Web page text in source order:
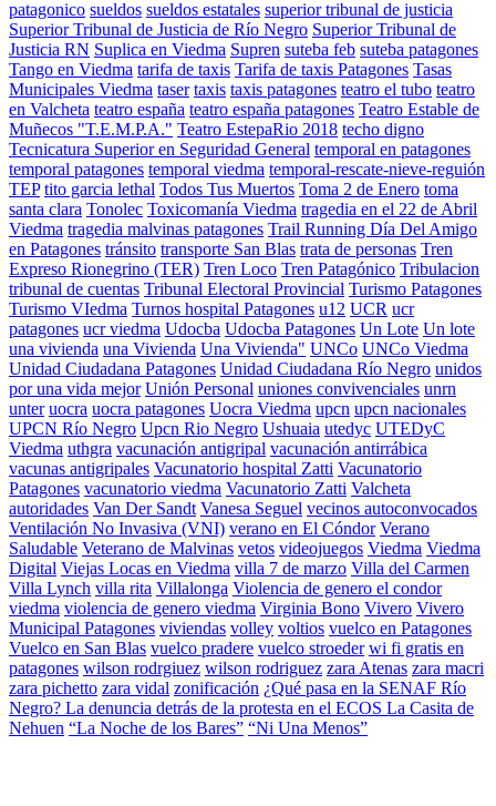
patagonico sueldos sueldos estatales superior tribunal de justicia
Superior Tribunal de Justicia de Río Negro Superior Tribunal de
Justicia RN Suplica en Viedma Supren suteba feb suteba patagones
Tango en Viedma tarifa de taxis Tarifa de taxis Patagones Tasas
Municipales Viedma taser taxis taxis patagones teatro el tubo teatro
en Valcheta teatro españa teatro españa patagones Teatro Estable de
Muñecos "T.E.M.P.A." Teatro EstepaRio 2018 techo digno
Tecnicatura Superior en Seguridad General temporal en patagones
temporal patagones temporal viedma temporal-rescate-nieve-reguión
TEP tito garcia lethal Todos Tus Muertos Toma 2 de Enero toma
santa clara Tonolec Toxicomanía Viedma tragedia en el 22 de Abril
Viedma tragedia malvinas patagones Trail Running Día Del Amigo
en Patagones tránsito transporte San Blas trata de personas Tren
Expreso Rionegrino (TER) Tren Loco Tren Patagónico Tribulacion
tribunal de cuentas Tribunal Electoral Provincial Turismo Patagones
Turismo VIedma Turnos hospital Patagones u12 UCR ucr
patagones ucr viedma Udocba Udocba Patagones Un Lote Un lote
una vivienda una Vivienda Una Vivienda" UNCo UNCo Viedma
Unidad Ciudadana Patagones Unidad Ciudadana Río Negro unidos
por una vida mejor Unión Personal uniones convivenciales unrn
unter uocra uocra patagones Uocra Viedma upcn upcn nacionales
UPCN Río Negro Upcn Rio Negro Ushuaia utedyc UTEDyC
Viedma uthgra vacunación antigripal vacunación antirrábica
vacunas antigripales Vacunatorio hospital Zatti Vacunatorio
Patagones vacunatorio viedma Vacunatorio Zatti Valcheta
autoridades Van Der Sandt Vanesa Seguel vecinos autoconvocados
Ventilación No Invasiva (VNI) verano en El Cóndor Verano
Saludable Veterano de Malvinas vetos videojuegos Viedma Viedma
Digital Viejas Locas en Viedma villa 7 de marzo Villa del Carmen
Villa Lynch villa rita Villalonga Violencia de genero el condor
viedma violencia de genero viedma Virginia Bono Vivero Vivero
Municipal Patagones viviendas volley voltios vuelco en Patagones
Vuelco en San Blas vuelco pradere vuelco stroeder wi fi gratis en
patagones wilson rodrgiuez wilson rodriguez zara Atenas zara macri
zara pichetto zara vidal zonificación ¿Qué pasa en la SENAF Río
Negro? La denuncia detrás de la protesta en el ECOS La Casita de
Nehuen “La Noche de los Bares” “Ni Una Menos”